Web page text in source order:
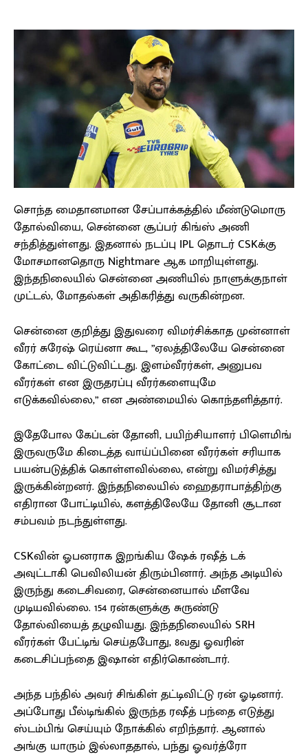
சொந்த மைதானமான சேப்பாக்கத்தில் மீண்டுமொரு
தோல்வியை, சென்னை சூப்பர் கிங்ஸ் அணி
சந்தித்துள்ளது. இதனால் நடப்பு IPL தொடர் CSKக்கு
மோசமானதொரு Nightmare ஆக மாறியுள்ளது.
இந்தநிலையில் சென்னை அணியில் நாளுக்குநாள்
முட்டல், மோதல்கள் அதிகரித்து வருகின்றன.
சென்னை குறித்து இதுவரை விமர்சிக்காத முன்னாள்
வீரர் சுரேஷ் ரெய்னா கூட, ”ஏலத்திலேயே சென்னை
கோட்டை விட்டுவிட்டது. இளம்வீரர்கள், அனுபவ
வீரர்கள் என இருதரப்பு வீரர்களையுமே
எடுக்கவில்லை,” என அண்மையில் கொந்தளித்தார்.
இதேபோல கேப்டன் தோனி, பயிற்சியாளர் பிளெமிங்
இருவருமே கிடைத்த வாய்ப்பினை வீரர்கள் சரியாக
பயன்படுத்திக் கொள்ளவில்லை, என்று விமர்சித்து
இருக்கின்றனர். இந்தநிலையில் ஹைதராபாத்திற்கு
எதிரான போட்டியில், களத்திலேயே தோனி சூடான
சம்பவம் நடந்துள்ளது.
CSKவின் ஓபனராக இறங்கிய ஷேக் ரஷீத் டக்
அவுட்டாகி பெவிலியன் திரும்பினார். அந்த அடியில்
இருந்து கடைசிவரை, சென்னையால் மீளவே
முடியவில்லை. 154 ரன்களுக்கு சுருண்டு
தோல்வியைத் தழுவியது. இந்தநிலையில் SRH
வீரர்கள் பேட்டிங் செய்தபோது, 8வது ஓவரின்
கடைசிப்பந்தை இஷான் எதிர்கொண்டார்.
அந்த பந்தில் அவர் சிங்கிள் தட்டிவிட்டு ரன் ஓடினார்.
அப்போது பீல்டிங்கில் இருந்த ரஷீத் பந்தை எடுத்து
ஸ்டம்பிங் செய்யும் நோக்கில் எறிந்தார். ஆனால்
அங்கு யாரும் இல்லாததால், பந்து ஓவர்த்ரோ